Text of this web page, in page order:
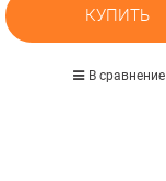
КУПИТЬ
В сравнение